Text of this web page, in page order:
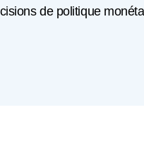
de politique